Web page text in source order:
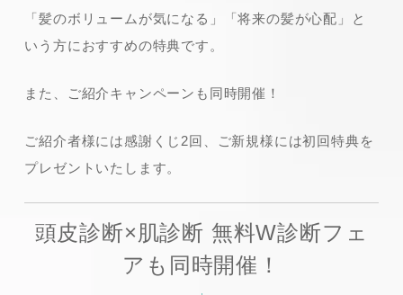
「髪のボリュームが気になる」「将来の髪が心配」と
いう方におすすめの特典です。
また、ご紹介キャンペーンも同時開催！
ご紹介者様には感謝くじ2回、ご新規様には初回特典を
プレゼントいたします。
頭皮診断×肌診断 無料W診断フェ
アも同時開催！